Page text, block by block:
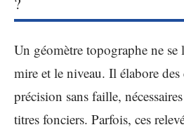
Un géomètre topographe ne
mire et le niveau. Il élabore des
précision sans faille,
titres fonciers. Parfois, ces